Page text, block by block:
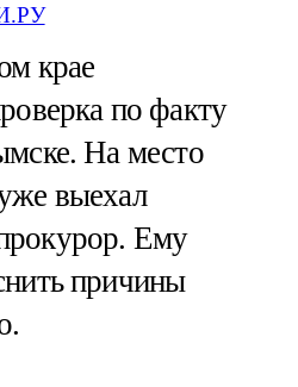
крае
по факту
На место
выехал
Ему
причины